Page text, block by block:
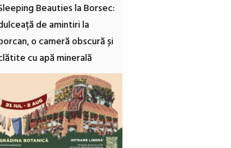
Beauties la Borsec:
de amintiri la
o cameră obscură și
cu apă minerală